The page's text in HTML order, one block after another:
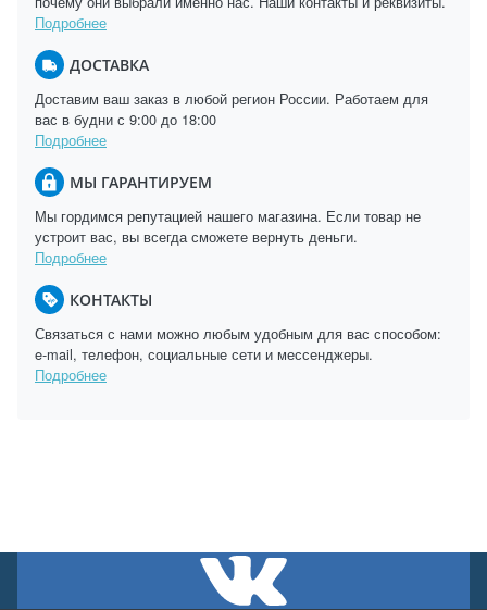
Подробнее
ДОСТАВКА
Доставим ваш заказ в любой регион России. Работаем для
вас в будни с 9:00 до 18:00
Подробнее
МЫ ГАРАНТИРУЕМ
Мы гордимся репутацией нашего магазина. Если товар не
устроит вас, вы всегда сможете вернуть деньги.
Подробнее
КОНТАКТЫ
Связаться с нами можно любым удобным для вас способом:
e-mail, телефон, социальные сети и мессенджеры.
Подробнее